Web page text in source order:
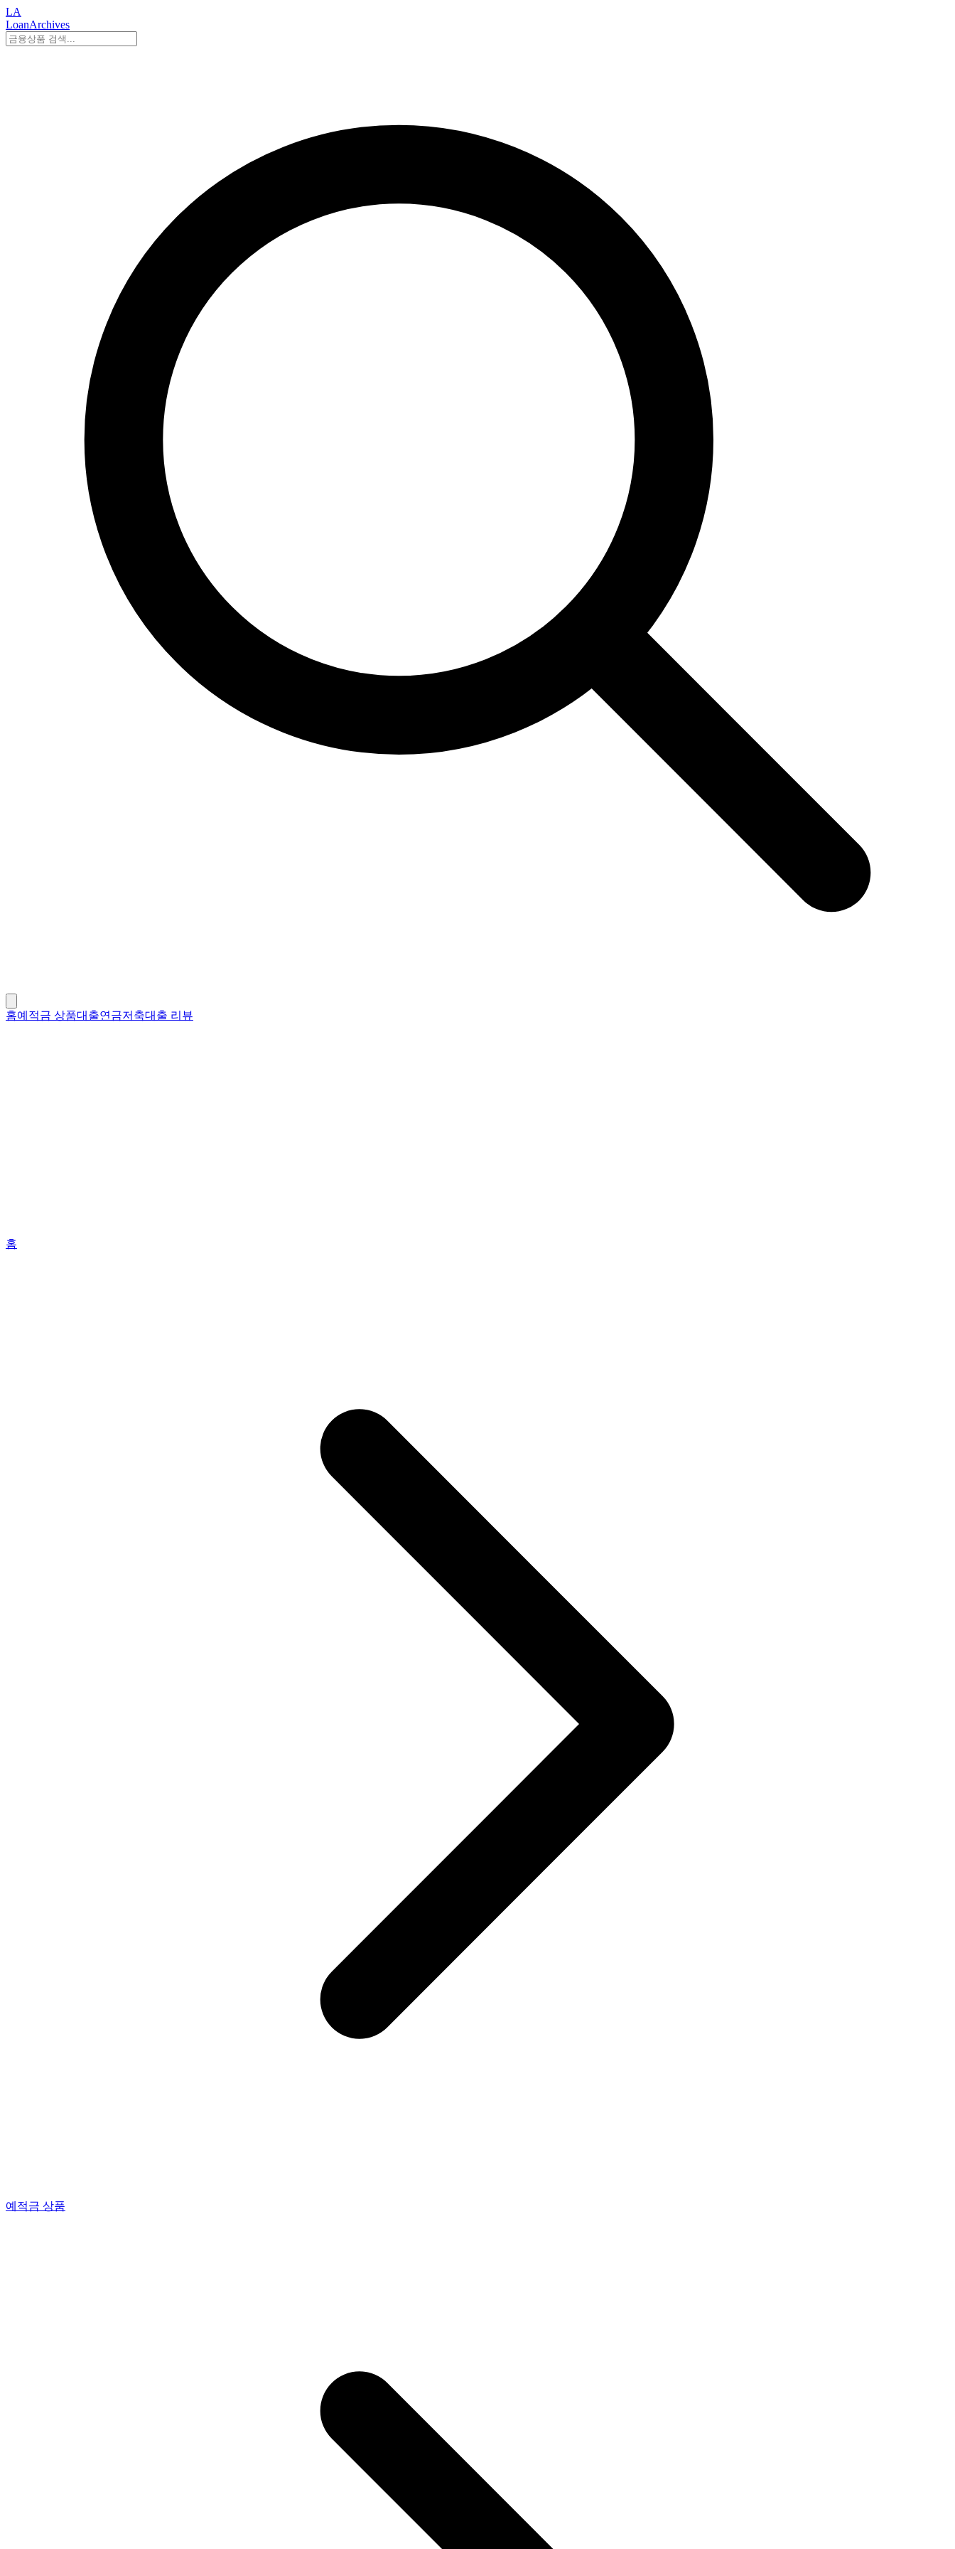
LA
LoanArchives
홈예적금 상품대출연금저축대출 리뷰
홈
예적금 상품